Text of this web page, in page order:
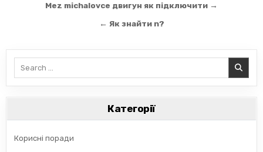
Навігація
Mez michalovce двигун як підключити →
← Як знайти n?
Категорії
Корисні поради